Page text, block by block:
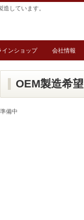
しています。
インショップ 会社情報
OEM製造希望
準備中